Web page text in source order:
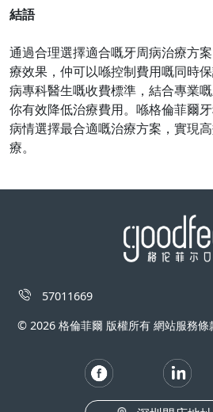
結語
通過合理選擇適合嘅牙周病治療方
療效果，仲可以喺控制費用嘅同時
病專科醫生嘅收費標準，結合專業
你有效降低治療費用。喺格倫菲爾
病情選擇最合適嘅治療方案，實現
療。
57011669
© 2026 格倫菲爾 版權所有 網站服務條